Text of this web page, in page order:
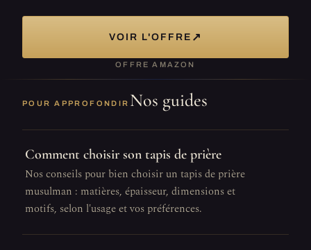
VOIR L'OFFRE ↗
OFFRE AMAZON
POUR APPROFONDIR Nos guides
Comment choisir son tapis de prière
Nos conseils pour bien choisir un tapis de prière
musulman : matières, épaisseur, dimensions et
motifs, selon l'usage et vos préférences.